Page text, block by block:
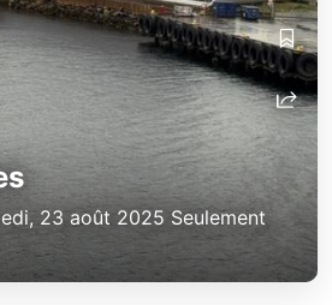
23 août 2025 Seulement